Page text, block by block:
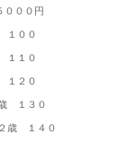
０００円
１００
１１０
１２０
１３０
歳 １４０